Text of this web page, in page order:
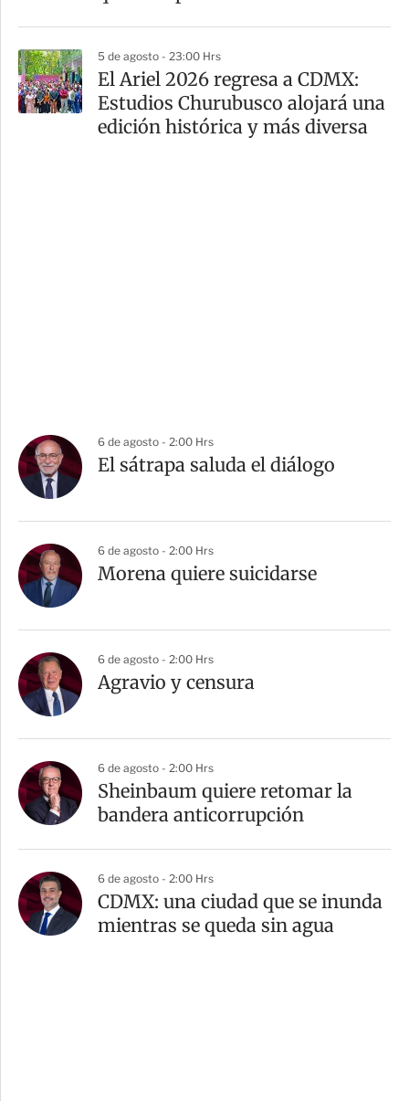
5 de agosto - 23:00 Hrs
El Ariel 2026 regresa a CDMX:
Estudios Churubusco alojará una
edición histórica y más diversa
6 de agosto - 2:00 Hrs
El sátrapa saluda el diálogo
6 de agosto - 2:00 Hrs
Morena quiere suicidarse
6 de agosto - 2:00 Hrs
Agravio y censura
6 de agosto - 2:00 Hrs
Sheinbaum quiere retomar la
bandera anticorrupción
6 de agosto - 2:00 Hrs
CDMX: una ciudad que se inunda
mientras se queda sin agua